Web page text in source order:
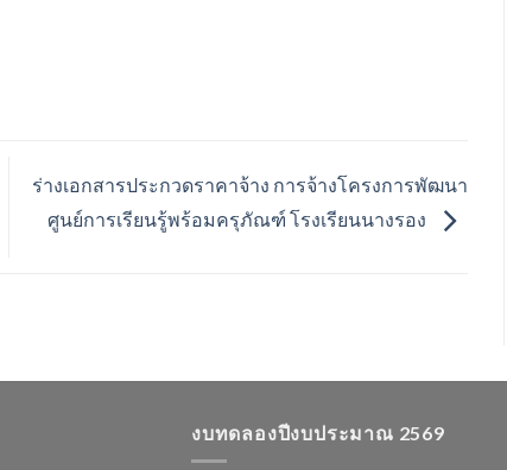
ร่างเอกสารประกวดราคาจ้าง การจ้างโครงการพัฒนา
ศูนย์การเรียนรู้พร้อมครุภัณฑ์ โรงเรียนนางรอง
งบทดลองปีงบประมาณ 2569